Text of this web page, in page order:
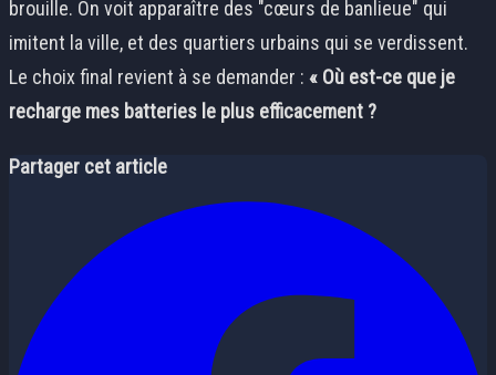
brouille. On voit apparaître des "cœurs de banlieue" qui
imitent la ville, et des quartiers urbains qui se verdissent.
Le choix final revient à se demander : « Où est-ce que je
recharge mes batteries le plus efficacement ?
Partager cet article